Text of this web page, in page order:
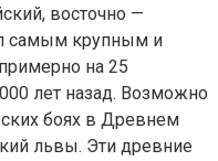
восточно —
самым крупным и
на 25
лет назад. Возможно
боях в Древнем
львы. Эти древние